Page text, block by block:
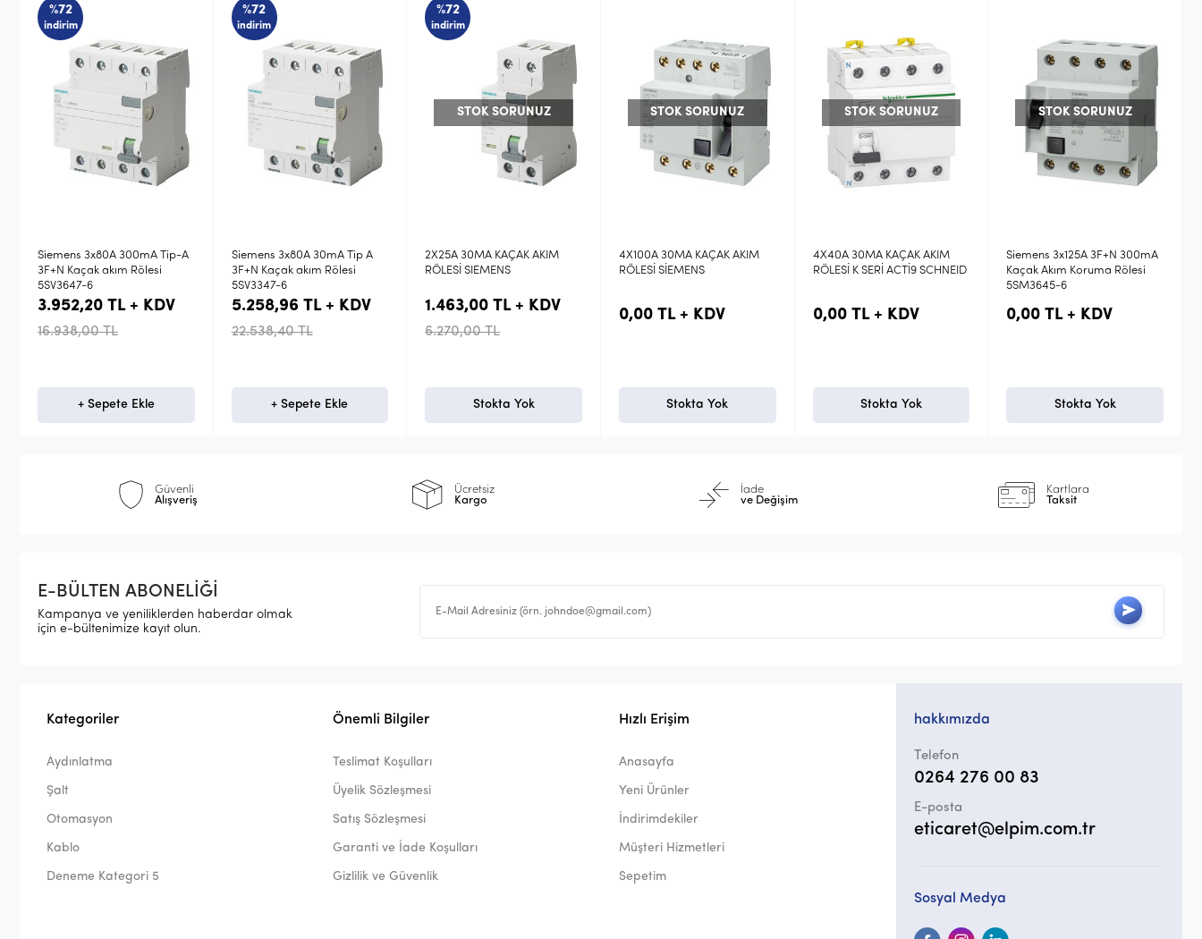
Tip-A
KDV
Siemens 3x80A 30mA Tip A
3F+N Kaçak akım Rölesi
5.258,96 TL + KDV
22.538,40 TL
+ Sepete Ekle
STOK SORUNUZ
2X25A 30MA KAÇAK AKIM
RÖLESİ SIEMENS
1.463,00 TL + KDV
6.270,00 TL
Stokta Yok
STOK SORUNUZ
4X100A 30MA KAÇAK AKIM
RÖLESİ SİEMENS
0,00 TL + KDV
Stokta Yok
STOK SORUNUZ
4X40A 30MA KAÇAK AKIM
RÖLESİ K SERİ ACTİ9 SCHNEID
0,00 TL + KDV
Stokta Yok
STOK SORUNUZ
Siemens 3x125A 3F+N 300mA
Kaçak Akım Koruma Rölesi
0,00 TL + KDV
Stokta Yok
STOK SORUNUZ
Siemens 2x63A 300mA
Yangın Koruma Rölesi
5SV4616-0
0,00 TL + KDV
Stokta Yok
Güvenli
Alışveriş
Ücretsiz
Kargo
İade
ve Değişim
Kartlara
Taksit
E-BÜLTEN ABONELİĞİ
Kampanya ve yeniliklerden haberdar olmak
için e-bültenimize kayıt olun.
Kategoriler
Aydınlatma
Şalt
Otomasyon
Kablo
Deneme Kategori 5
Önemli Bilgiler
Teslimat Koşulları
Üyelik Sözleşmesi
Satış Sözleşmesi
Garanti ve İade Koşulları
Gizlilik ve Güvenlik
Hızlı Erişim
Anasayfa
Yeni Ürünler
İndirimdekiler
Müşteri Hizmetleri
Sepetim
hakkımızda
Telefon
0264 276 00 83
E-posta
eticaret@elpim.com.tr
Sosyal Medya